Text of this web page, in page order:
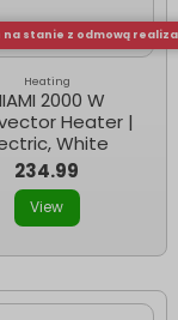
stanie z odmową
Heating
2000 W
Heater |
White
234.99
View